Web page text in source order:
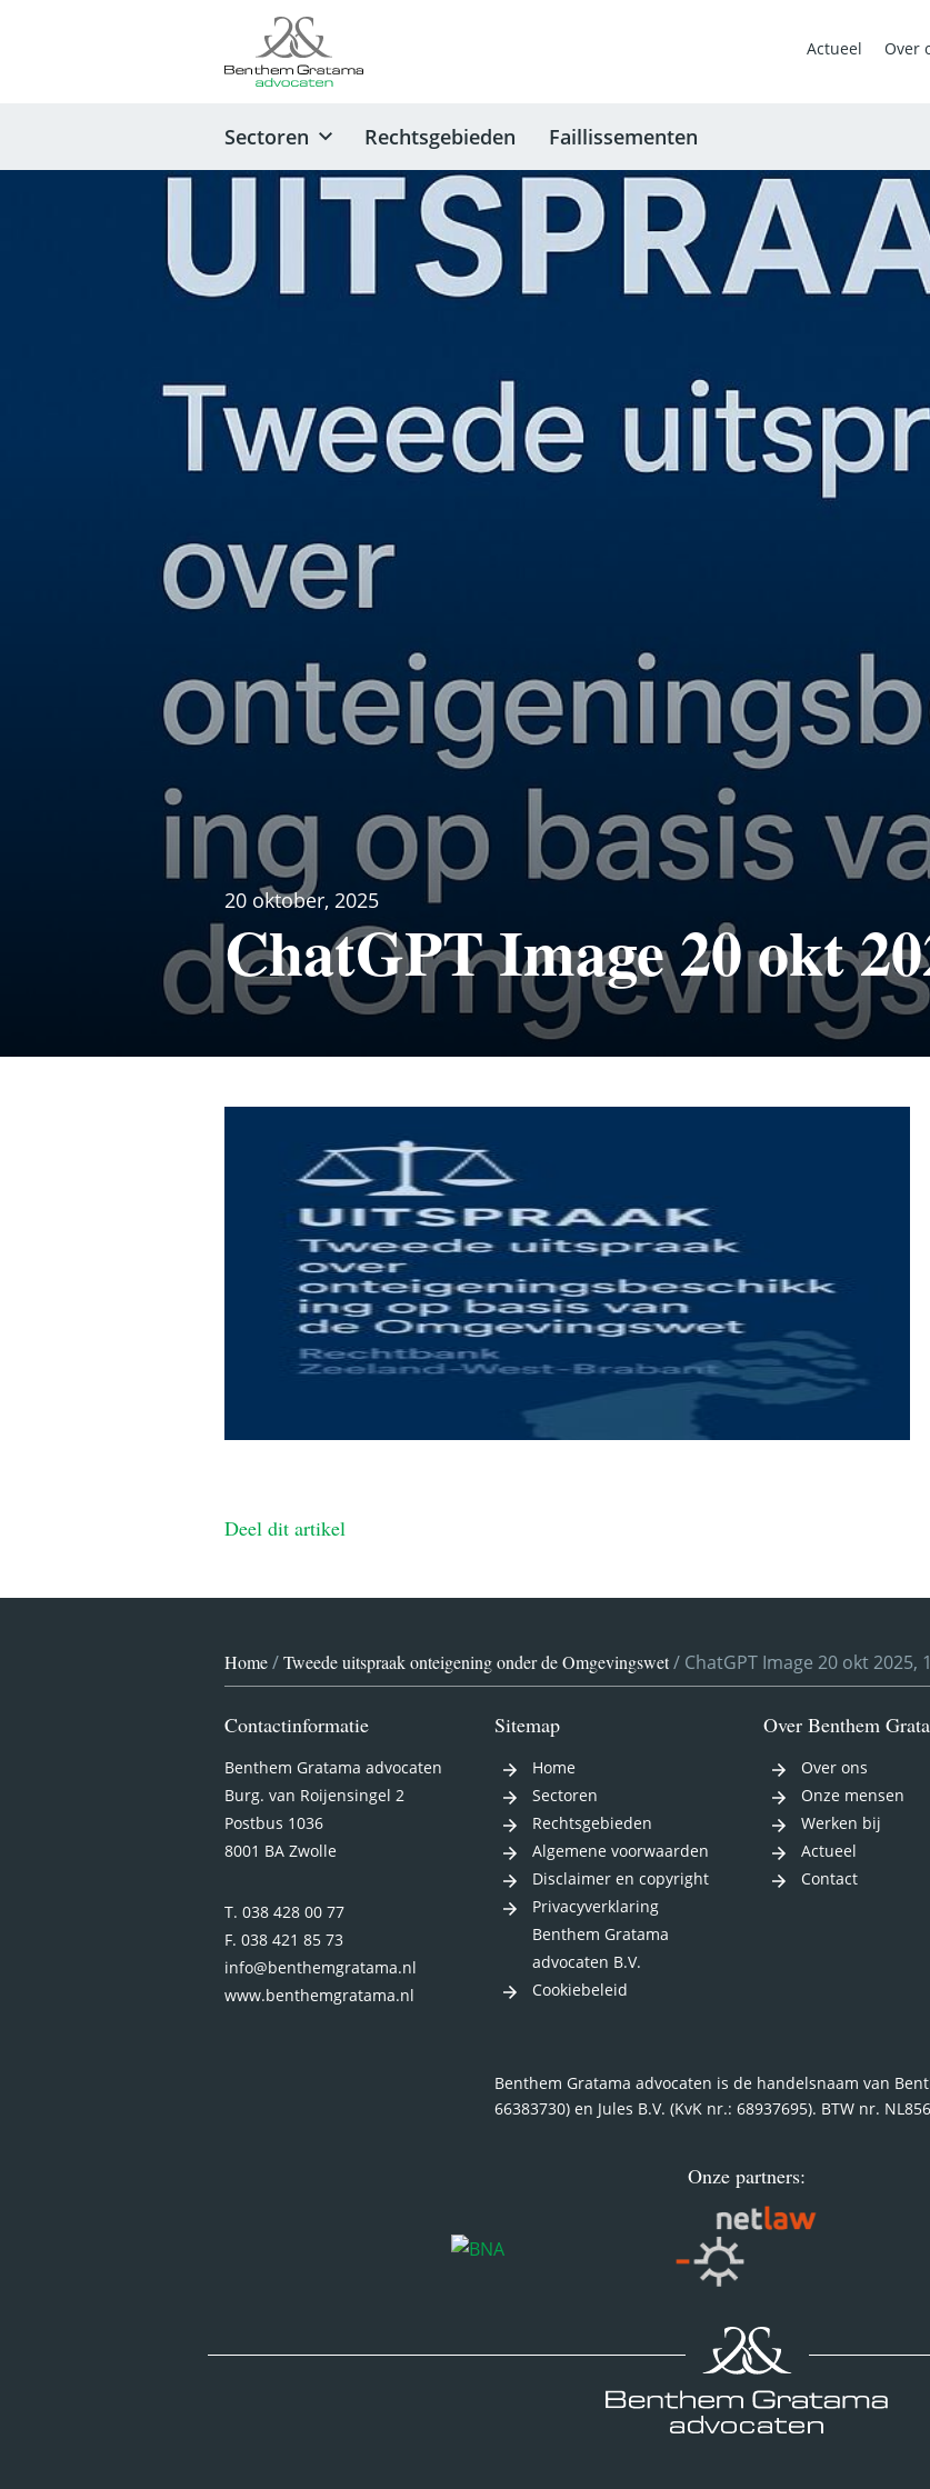
Actueel Over
Sectoren Rechtsgebieden Faillissementen
20 oktober, 2025
ChatGPT Image 20 okt
Deel dit artikel
Home/Tweede uitspraak onteigening onder de Omgevingswet/ ChatGPT Image 20 okt 2025,
Contactinformatie
Benthem Gratama advocaten
Burg. van Roijensingel 2
Postbus 1036
8001 BA Zwolle
T. 038 428 00 77
F. 038 421 85 73
info@benthemgratama.nl
www.benthemgratama.nl
Sitemap
Home
Sectoren
Rechtsgebieden
Algemene voorwaarden
Disclaimer en copyright
Privacyverklaring
Benthem Gratama
advocaten B.V.
Cookiebeleid
Over Benthem
Over ons
Onze mensen
Werken bij
Actueel
Contact
Benthem Gratama advocaten is de handelsnaam van
66383730) en Jules B.V. (KvK nr.: 68937695). BTW nr.
Onze partners: